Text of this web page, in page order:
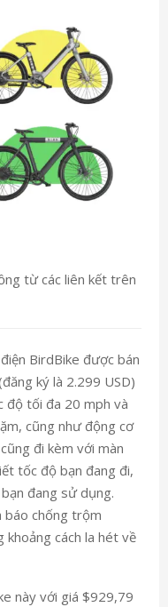
từ các liên kết trên
BirdBike được bán
ký là 2.299 USD)
độ tối đa 20 mph và
cũng như động cơ
đi kèm với màn
tốc độ bạn đang đi,
đang sử dụng.
báo chống trộm
cách la hét về
này với giá $929,79